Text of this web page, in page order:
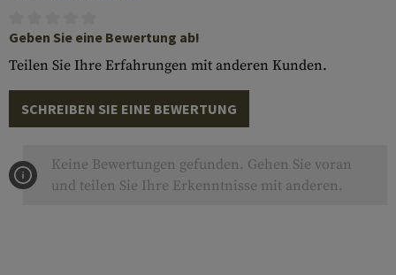
Geben Sie eine Bewertung ab!
Teilen Sie Ihre Erfahrungen mit anderen Kunden.
SCHREIBEN SIE EINE BEWERTUNG
Keine Bewertungen gefunden. Gehen Sie voran
und teilen Sie Ihre Erkenntnisse mit anderen.